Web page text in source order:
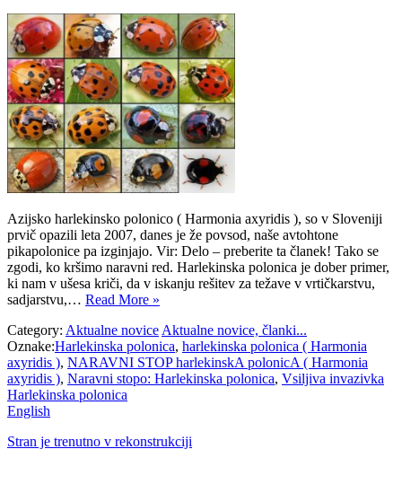
Azijsko harlekinsko polonico ( Harmonia axyridis ), so v Sloveniji
prvič opazili leta 2007, danes je že povsod, naše avtohtone
pikapolonice pa izginjajo. Vir: Delo – preberite ta članek! Tako se
zgodi, ko kršimo naravni red. Harlekinska polonica je dober primer,
ki nam v ušesa kriči, da v iskanju rešitev za težave v vrtičkarstvu,
sadjarstvu,… Read More »
Category: Aktualne novice Aktualne novice, članki...
Oznake:Harlekinska polonica, harlekinska polonica ( Harmonia
axyridis ), NARAVNI STOP harlekinskA polonicA ( Harmonia
axyridis ), Naravni stopo: Harlekinska polonica, Vsiljiva invazivka
Harlekinska polonica
English
Stran je trenutno v rekonstrukciji